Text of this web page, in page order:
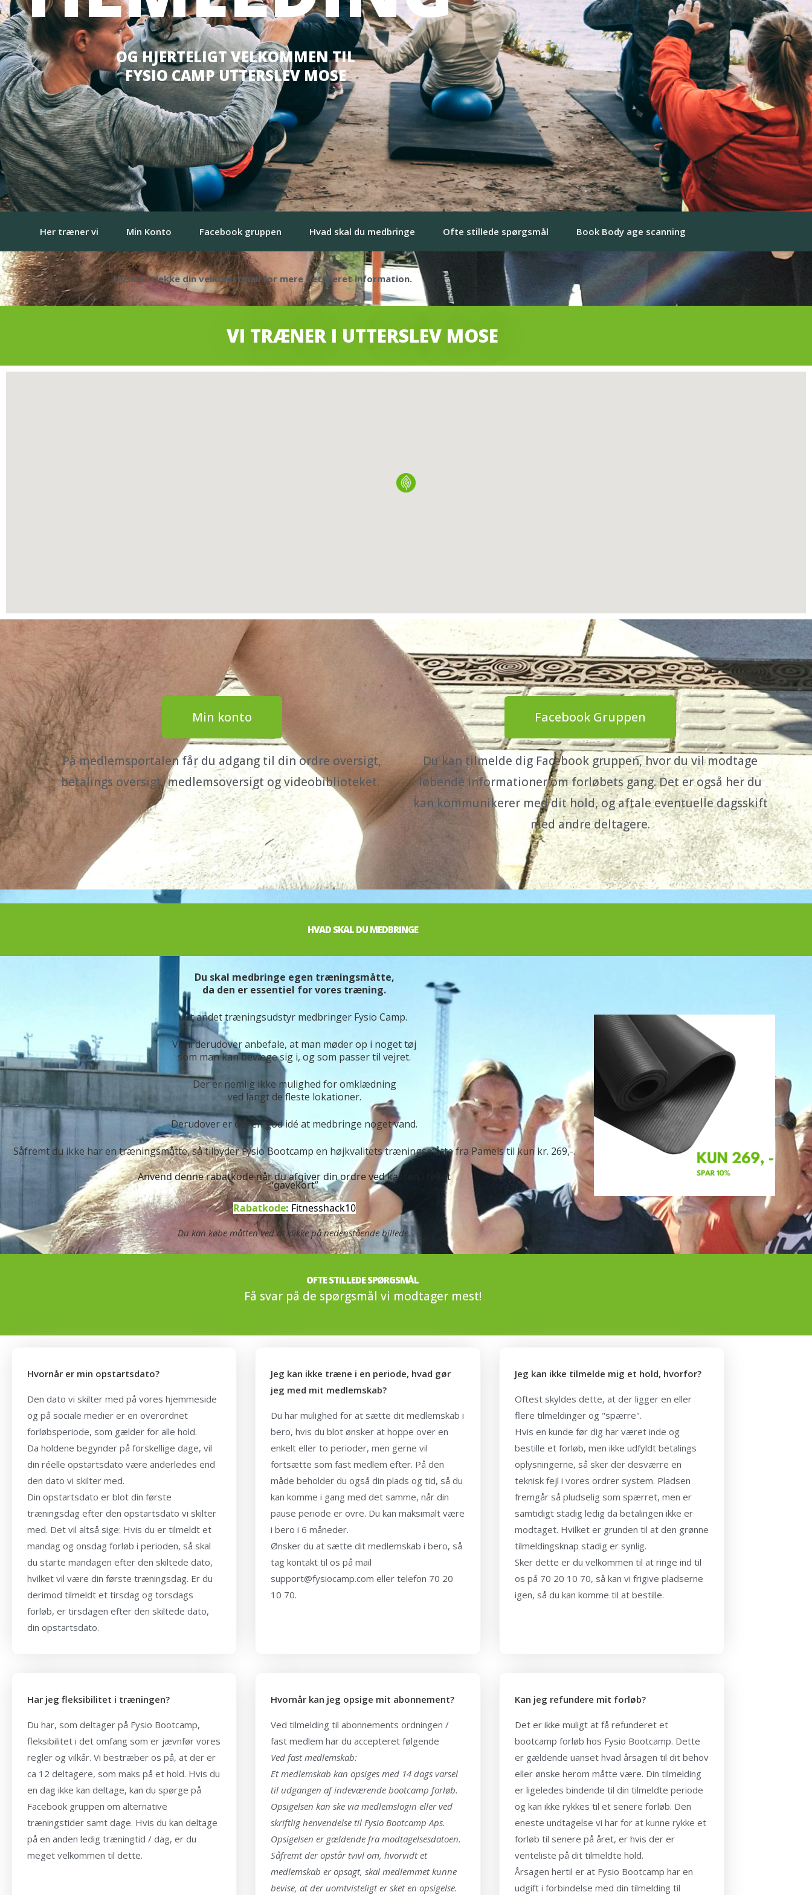
OG HJERTELIGT VELKOMMEN TIL
FYSIO CAMP UTTERSLEV MOSE
Her træner vi Min Konto Facebook gruppen Hvad skal du medbringe Ofte stillede spørgsmål Book Body age scanning
Husk at tjekke din velkomstmail for mere detaljeret information.
VI TRÆNER I UTTERSLEV MOSE
Min konto Facebook Gruppen
På medlemsportalen får du adgang til din ordre oversigt,
betalings oversigt, medlemsoversigt og videobiblioteket.
Du kan tilmelde dig Facebook gruppen, hvor du vil modtage
løbende informationer om forløbets gang. Det er også her du
kan kommunikerer med dit hold, og aftale eventuelle dagsskift
med andre deltagere.
HVAD SKAL DU MEDBRINGE
Du skal medbringe egen træningsmåtte,
da den er essentiel for vores træning.
Alt andet træningsudstyr medbringer Fysio Camp.
Vi vil derudover anbefale, at man møder op i noget tøj
som man kan bevæge sig i, og som passer til vejret.
Der er nemlig ikke mulighed for omklædning
ved langt de fleste lokationer.
Derudover er det en god idé at medbringe noget vand.
Såfremt du ikke har en træningsmåtte, så tilbyder Fysio Bootcamp en højkvalitets træningsmåtte fra Pamels til kun kr. 269,-.
Anvend denne rabatkode når du afgiver din ordre ved kassen i feltet
“gavekort”
Rabatkode: Fitnesshack10
Du kan købe måtten ved at klikke på nedenstående billede.
OFTE STILLEDE SPØRGSMÅL
Få svar på de spørgsmål vi modtager mest!
Hvornår er min opstartsdato?
Den dato vi skilter med på vores hjemmeside
og på sociale medier er en overordnet
forløbsperiode, som gælder for alle hold.
Da holdene begynder på forskellige dage, vil
din réelle opstartsdato være anderledes end
den dato vi skilter med.
Din opstartsdato er blot din første
træningsdag efter den opstartsdato vi skilter
med. Det vil altså sige: Hvis du er tilmeldt et
mandag og onsdag forløb i perioden, så skal
du starte mandagen efter den skiltede dato,
hvilket vil være din første træningsdag. Er du
derimod tilmeldt et tirsdag og torsdags
forløb, er tirsdagen efter den skiltede dato,
din opstartsdato.
Jeg kan ikke træne i en periode, hvad gør
jeg med mit medlemskab?
Du har mulighed for at sætte dit medlemskab i
bero, hvis du blot ønsker at hoppe over en
enkelt eller to perioder, men gerne vil
fortsætte som fast medlem efter. På den
måde beholder du også din plads og tid, så du
kan komme i gang med det samme, når din
pause periode er ovre. Du kan maksimalt være
i bero i 6 måneder.
Ønsker du at sætte dit medlemskab i bero, så
tag kontakt til os på mail
support@fysiocamp.com eller telefon 70 20
10 70.
Jeg kan ikke tilmelde mig et hold, hvorfor?
Oftest skyldes dette, at der ligger en eller
flere tilmeldinger og "spærre".
Hvis en kunde før dig har været inde og
bestille et forløb, men ikke udfyldt betalings
oplysningerne, så sker der desværre en
teknisk fejl i vores ordrer system. Pladsen
fremgår så pludselig som spærret, men er
samtidigt stadig ledig da betalingen ikke er
modtaget. Hvilket er grunden til at den grønne
tilmeldingsknap stadig er synlig.
Sker dette er du velkommen til at ringe ind til
os på 70 20 10 70, så kan vi frigive pladserne
igen, så du kan komme til at bestille.
Har jeg fleksibilitet i træningen?
Du har, som deltager på Fysio Bootcamp,
fleksibilitet i det omfang som er jævnfør vores
regler og vilkår. Vi bestræber os på, at der er
ca 12 deltagere, som maks på et hold. Hvis du
en dag ikke kan deltage, kan du spørge på
Facebook gruppen om alternative
træningstider samt dage. Hvis du kan deltage
på en anden ledig træningtid / dag, er du
meget velkommen til dette.
Hvornår kan jeg opsige mit abonnement?
Ved tilmelding til abonnements ordningen /
fast medlem har du accepteret følgende
Ved fast medlemskab:
Et medlemskab kan opsiges med 14 dags varsel
til udgangen af indeværende bootcamp forløb.
Opsigelsen kan ske via medlemslogin eller ved
skriftlig henvendelse til Fysio Bootcamp Aps.
Opsigelsen er gældende fra modtagelsesdatoen.
Såfremt der opstår tvivl om, hvorvidt et
medlemskab er opsagt, skal medlemmet kunne
bevise, at der uomtvisteligt er sket en opsigelse.
Kan jeg refundere mit forløb?
Det er ikke muligt at få refunderet et
bootcamp forløb hos Fysio Bootcamp. Dette
er gældende uanset hvad årsagen til dit behov
eller ønske herom måtte være. Din tilmelding
er ligeledes bindende til din tilmeldte periode
og kan ikke rykkes til et senere forløb. Den
eneste undtagelse vi har for at kunne rykke et
forløb til senere på året, er hvis der er
venteliste på dit tilmeldte hold.
Årsagen hertil er at Fysio Bootcamp har en
udgift i forbindelse med din tilmelding til